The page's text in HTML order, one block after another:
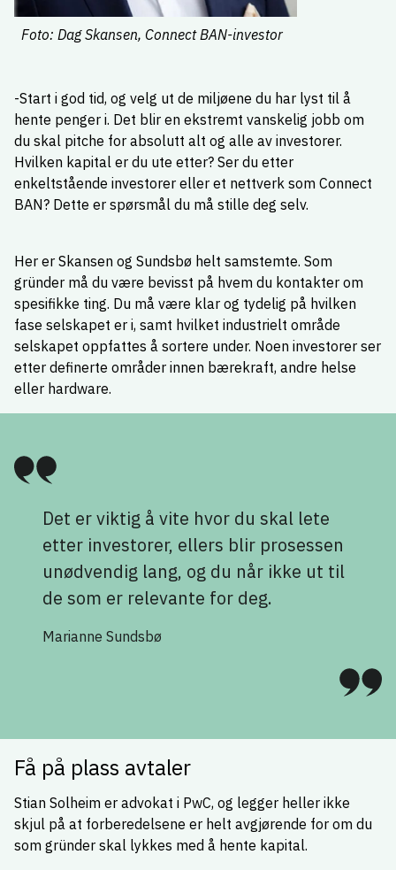
Foto: Dag Skansen, Connect BAN-investor
-Start i god tid, og velg ut de miljøene du har lyst til å
hente penger i. Det blir en ekstremt vanskelig jobb om
du skal pitche for absolutt alt og alle av investorer.
Hvilken kapital er du ute etter? Ser du etter
enkeltstående investorer eller et nettverk som Connect
BAN? Dette er spørsmål du må stille deg selv.
Her er Skansen og Sundsbø helt samstemte. Som
gründer må du være bevisst på hvem du kontakter om
spesifikke ting. Du må være klar og tydelig på hvilken
fase selskapet er i, samt hvilket industrielt område
selskapet oppfattes å sortere under. Noen investorer ser
etter definerte områder innen bærekraft, andre helse
eller hardware.
Det er viktig å vite hvor du skal lete
etter investorer, ellers blir prosessen
unødvendig lang, og du når ikke ut til
de som er relevante for deg.
Marianne Sundsbø
Få på plass avtaler
Stian Solheim er advokat i PwC, og legger heller ikke
skjul på at forberedelsene er helt avgjørende for om du
som gründer skal lykkes med å hente kapital.